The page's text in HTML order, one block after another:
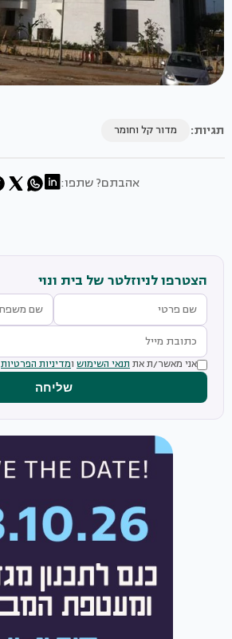
תגיות: מדור קל וחומר
אהבתם? שתפו:
הצטרפו לניוזלטר של בית ונוי
אני מאשר/ת את תנאי השימוש ומדיניות הפרטיות
שליחה